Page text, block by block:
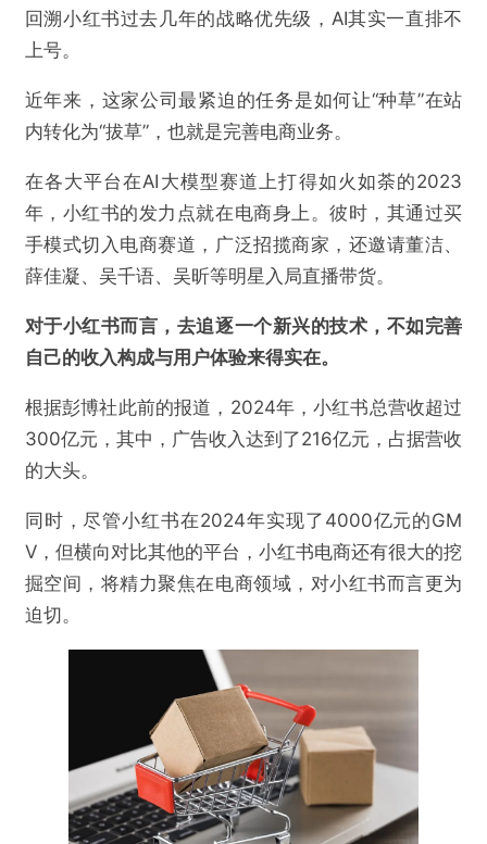
@连线Insight
加码AI，小红书为何态度大转变？
回溯小红书过去几年的战略优先级，AI其实一直排不
上号。
近年来，这家公司最紧迫的任务是如何让“种草”在站
内转化为“拔草”，也就是完善电商业务。
在各大平台在AI大模型赛道上打得如火如荼的2023
年，小红书的发力点就在电商身上。彼时，其通过买
手模式切入电商赛道，广泛招揽商家，还邀请董洁、
薛佳凝、吴千语、吴昕等明星入局直播带货。
对于小红书而言，去追逐一个新兴的技术，不如完善
自己的收入构成与用户体验来得实在。
根据彭博社此前的报道，2024年，小红书总营收超过
300亿元，其中，广告收入达到了216亿元，占据营收
的大头。
同时，尽管小红书在2024年实现了4000亿元的GM
V，但横向对比其他的平台，小红书电商还有很大的挖
掘空间，将精力聚焦在电商领域，对小红书而言更为
迫切。